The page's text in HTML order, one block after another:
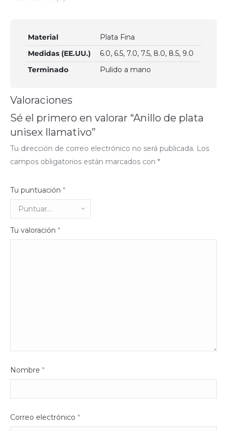
Material
Plata Fina
Medidas (EE.UU.)
6.0, 6.5, 7.0, 7.5, 8.0, 8.5, 9.0
Terminado
Pulido a mano
Valoraciones
Sé el primero en valorar “Anillo de plata
unisex llamativo”
Tu dirección de correo electrónico no será publicada. Los
campos obligatorios están marcados con *
Tu puntuación *
Tu valoración *
Nombre *
Correo electrónico *